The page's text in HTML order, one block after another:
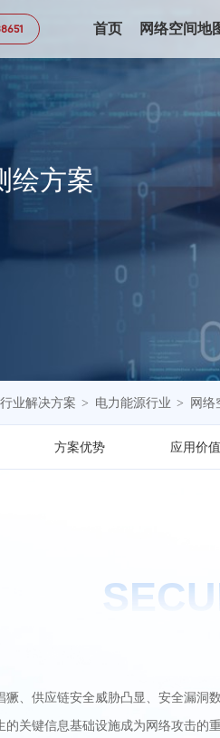
首页 网络空间地
绘方案
行业解决方案 > 电力能源行业 > 网络
方案优势 应用价值
獗、供应链安全威胁凸显、安全漏
的关键信息基础设施成为网络攻击的